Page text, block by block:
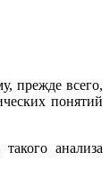
прежде всего,
понятий
анализа